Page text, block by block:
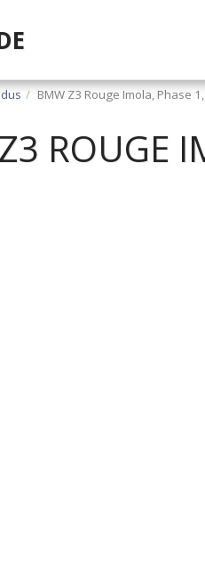
BMW Z3 Rouge Imola, Phase
ROUGE